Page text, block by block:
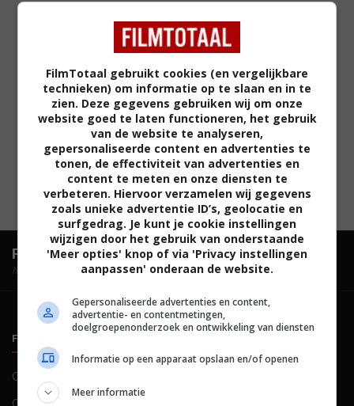
FilmTotaal.Hét online filmoverzicht.
hosted by
FILMTOTAAL
Contact
FilmTotaal gebruikt cookies (en vergelijkbare
technieken) om informatie op te slaan en in te
zien. Deze gegevens gebruiken wij om onze
website goed te laten functioneren, het gebruik
van de website te analyseren,
gepersonaliseerde content en advertenties te
tonen, de effectiviteit van advertenties en
content te meten en onze diensten te
verbeteren. Hiervoor verzamelen wij gegevens
zoals unieke advertentie ID’s, geolocatie en
surfgedrag. Je kunt je cookie instellingen
wijzigen door het gebruik van onderstaande
'Meer opties' knop of via 'Privacy instellingen
aanpassen' onderaan de website.
Gepersonaliseerde advertenties en content,
advertentie- en contentmetingen,
doelgroepenonderzoek en ontwikkeling van diensten
Informatie op een apparaat opslaan en/of openen
Meer informatie